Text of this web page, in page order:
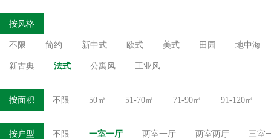
按风格
不限 简约 新中式 欧式 美式 田园 地中海
新古典 法式 公寓风 工业风
按面积 不限 50㎡ 51-70㎡ 71-90㎡ 91-120㎡
按户型 不限 一室一厅 两室一厅 两室两厅 三室